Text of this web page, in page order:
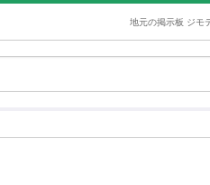
地元の掲示板 ジモ